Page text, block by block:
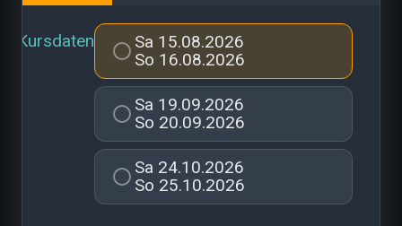
kursdaten
Sa 15.08.2026
So 16.08.2026
Sa 19.09.2026
So 20.09.2026
Sa 24.10.2026
So 25.10.2026